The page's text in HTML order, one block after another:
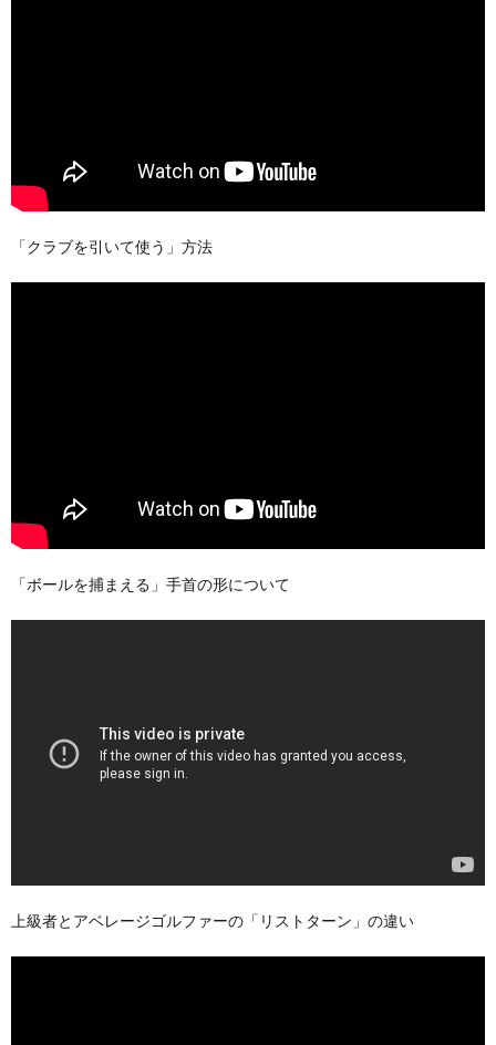
「クラブを引いて使う」方法
「ボールを捕まえる」手首の形について
上級者とアベレージゴルファーの「リストターン」の違い